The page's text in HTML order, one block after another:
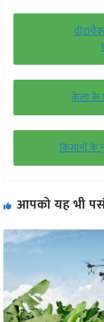
केला के
किसानों के
आपको यह भी